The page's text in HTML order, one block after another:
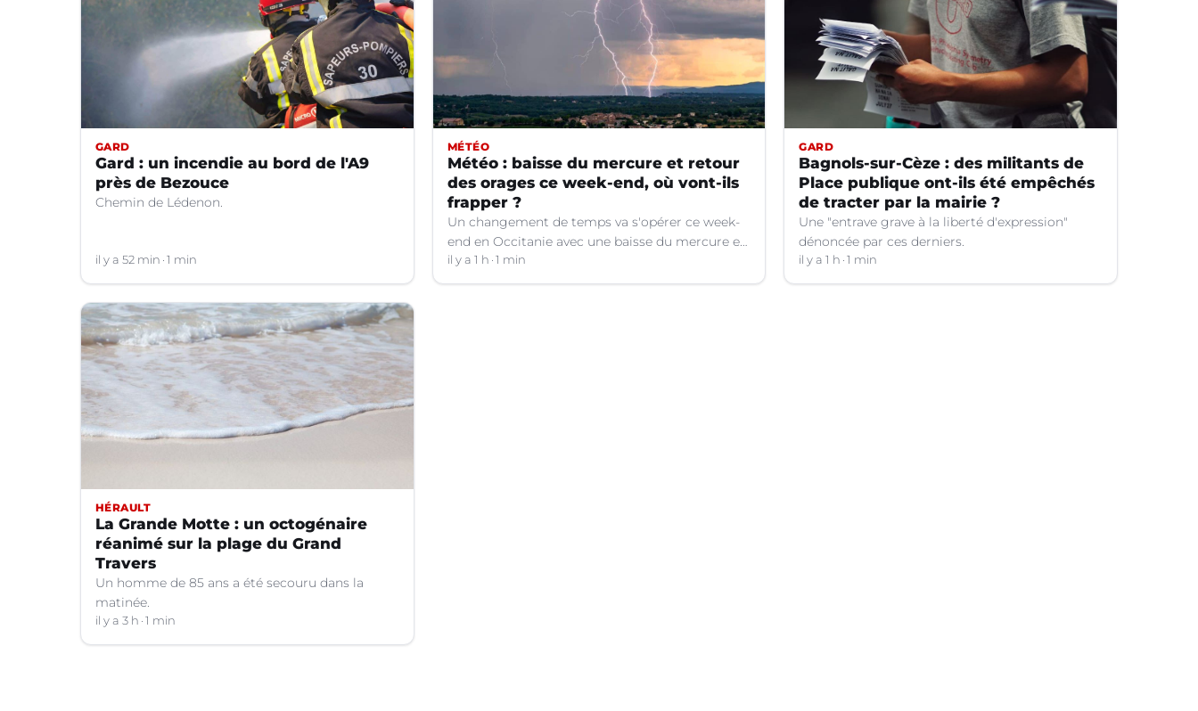
GARD
Gard : un incendie au bord de l'A9
près de Bezouce
Chemin de Lédenon.
il y a 52 min 1 min
MÉTÉO
Météo : baisse du mercure et retour
des orages ce week-end, où vont-ils
frapper ?
Un changement de temps va s'opérer ce week-
end en Occitanie avec une baisse du mercure et
le retour d'orages dans certains départements.
il y a 1 h 1 min
GARD
Bagnols-sur-Cèze : des militants de
Place publique ont-ils été empêchés
de tracter par la mairie ?
Une "entrave grave à la liberté d'expression"
dénoncée par ces derniers.
il y a 1 h 1 min
HÉRAULT
La Grande Motte : un octogénaire
réanimé sur la plage du Grand
Travers
Un homme de 85 ans a été secouru dans la
matinée.
il y a 3 h 1 min